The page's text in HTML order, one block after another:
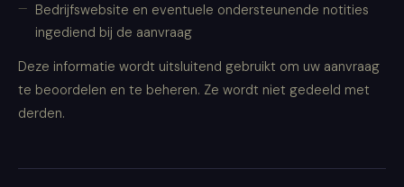
Bedrijfswebsite en eventuele ondersteunende notities
ingediend bij de aanvraag
Deze informatie wordt uitsluitend gebruikt om uw aanvraag
te beoordelen en te beheren. Ze wordt niet gedeeld met
derden.